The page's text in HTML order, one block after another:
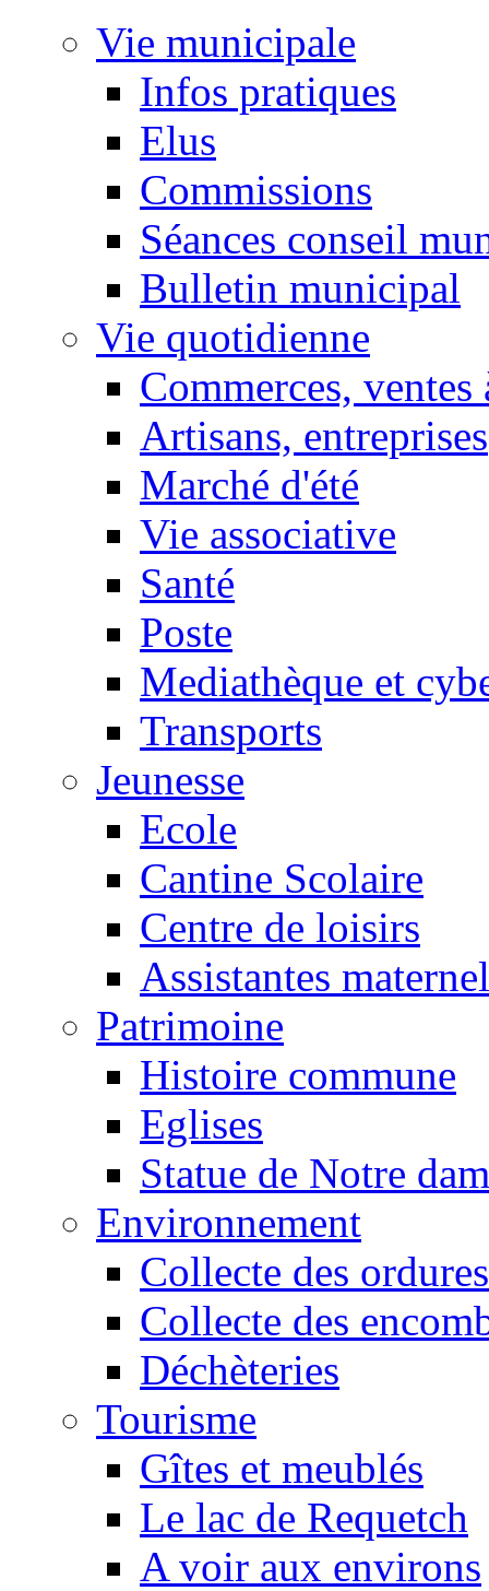
Vie municipale
Infos pratiques
Elus
Commissions
Séances conseil
Bulletin municipal
Vie quotidienne
Commerces, ventes
Artisans, entreprises
Marché d'été
Vie associative
Santé
Poste
Mediathèque et
Transports
Jeunesse
Ecole
Cantine Scolaire
Centre de loisirs
Assistantes
Patrimoine
Histoire commune
Eglises
Statue de Notre
Environnement
Collecte des ordures
Collecte des
Déchèteries
Tourisme
Gîtes et meublés
Le lac de Requetch
A voir aux environs